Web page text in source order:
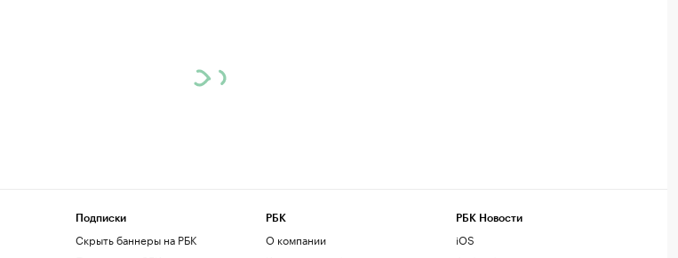
Подписки
Скрыть баннеры на РБК
РБК
О компании
РБК Новости
iOS